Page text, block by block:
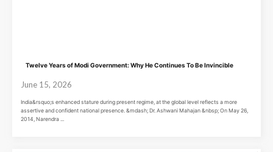
Twelve Years of Modi Government: Why He Continues To Be Invincible
June 15, 2026
India&rsquo;s enhanced stature during present regime, at the global level reflects a more
assertive and confident national presence. &mdash; Dr. Ashwani Mahajan &nbsp; On May 26,
2014, Narendra ...